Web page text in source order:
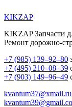
KIKZAP
KIKZAP Запчасти
Ремонт дорожно-
+7 (985) 139–92–80
+7 (495) 210–08–39
+7 (903) 149–96–49
kvantum37@xmail.ru